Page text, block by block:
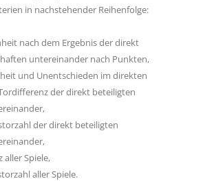
in nachstehender Reihenfolge:
nach dem Ergebnis der direkt
untereinander nach Punkten,
und Unentschieden im direkten
der direkt beteiligten
der direkt beteiligten
Spiele,
aller Spiele.